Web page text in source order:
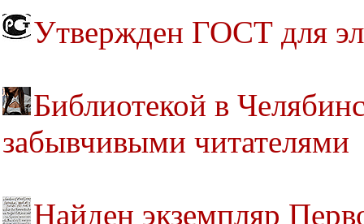
Утвержден ГОСТ для
Библиотекой в
забывчивыми читателями
Найден экземпляр